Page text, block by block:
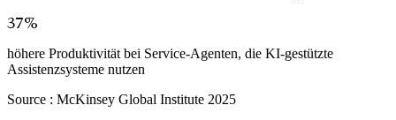
37%
höhere Produktivität bei Service-Agenten, die KI-gestützte
Assistenzsysteme nutzen
Source : McKinsey Global Institute 2025